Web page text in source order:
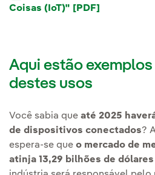
Coisas (IoT)" [PDF]
Aqui estão
destes usos
Você sabia que até 2025
de dispositivos conectados?
espera-se que o mercado de
atinja 13,29 bilhões de dólares